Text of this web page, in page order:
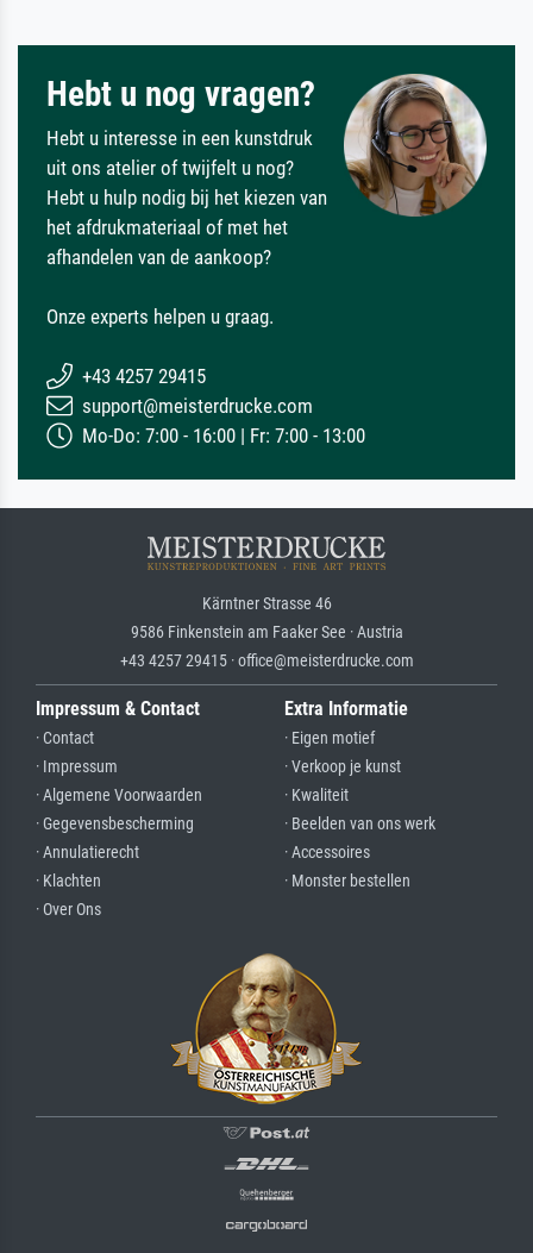
Hebt u nog vragen?
Hebt u interesse in een kunstdruk
uit ons atelier of twijfelt u nog?
Hebt u hulp nodig bij het kiezen van
het afdrukmateriaal of met het
afhandelen van de aankoop?
Onze experts helpen u graag.
+43 4257 29415
support@meisterdrucke.com
Mo-Do: 7:00 - 16:00 | Fr: 7:00 - 13:00
Kärntner Strasse 46
9586 Finkenstein am Faaker See · Austria
+43 4257 29415 · office@meisterdrucke.com
Impressum & Contact
· Contact
· Impressum
· Algemene Voorwaarden
· Gegevensbescherming
· Annulatierecht
· Klachten
· Over Ons
Extra Informatie
· Eigen motief
· Verkoop je kunst
· Kwaliteit
· Beelden van ons werk
· Accessoires
· Monster bestellen